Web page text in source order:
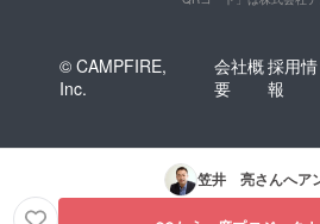
© CAMPFIRE,
Inc.
会社概
要
採用情
報
笠井 亮さんへア